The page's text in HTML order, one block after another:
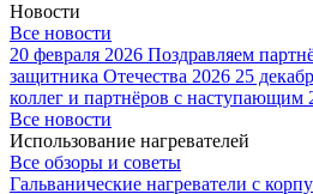
Новости
Все новости
20 февраля 2026 Поздравляем
защитника Отечества 2026 25
коллег и партнёров с наступающим
Все новости
Использование нагревателей
Все обзоры и советы
Гальванические нагреватели с